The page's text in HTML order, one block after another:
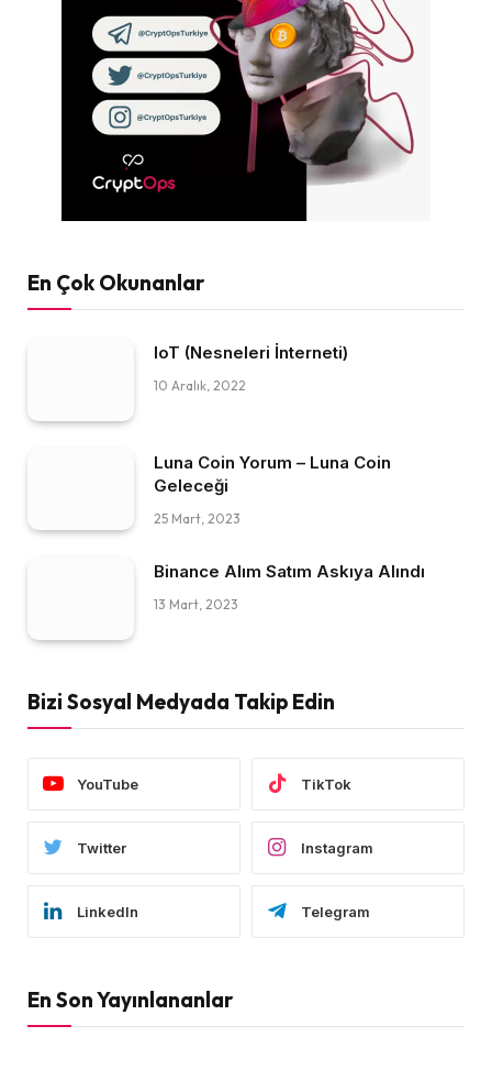
En Çok Okunanlar
IoT (Nesneleri İnterneti)
10 Aralık, 2022
Luna Coin Yorum – Luna Coin
Geleceği
25 Mart, 2023
Binance Alım Satım Askıya Alındı
13 Mart, 2023
Bizi Sosyal Medyada Takip Edin
YouTube TikTok
Twitter Instagram
LinkedIn Telegram
En Son Yayınlananlar